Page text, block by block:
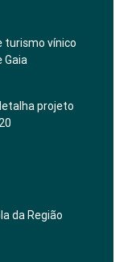
turismo vínico
Gaia
projeto
da Região